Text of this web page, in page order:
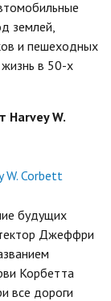
землей,
и пешеходных
в 50-х
Harvey W.
будущих
Джеффри
Корбетта
все дороги